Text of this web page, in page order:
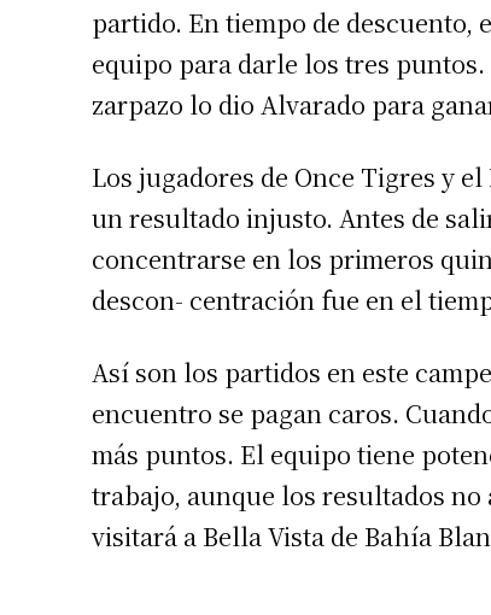
partido. En tiempo de descuento,
equipo para darle los tres puntos.
zarpazo lo dio Alvarado para
Los jugadores de Once Tigres y
un resultado injusto. Antes de
concentrarse en los primeros
descon- centración fue en el
Así son los partidos en este
encuentro se pagan caros.
más puntos. El equipo tiene
trabajo, aunque los resultados
visitará a Bella Vista de Bahía